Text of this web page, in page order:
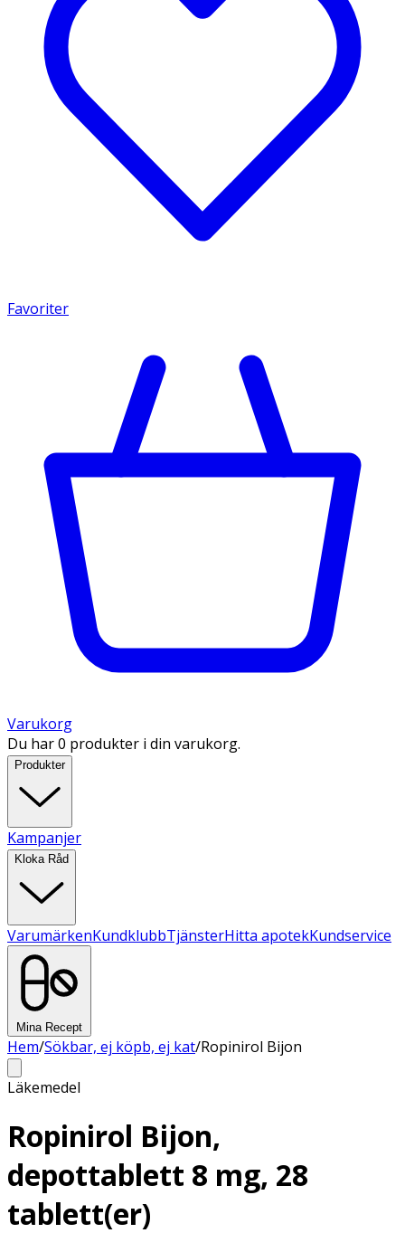
Favoriter
Varukorg
Du har 0 produkter i din varukorg.
Produkter
Kampanjer
Kloka Råd
VarumärkenKundklubbTjänsterHitta apotekKundservice
Mina Recept
Hem/Sökbar, ej köpb, ej kat/Ropinirol Bijon
Läkemedel
Ropinirol Bijon,
depottablett 8 mg, 28
tablett(er)